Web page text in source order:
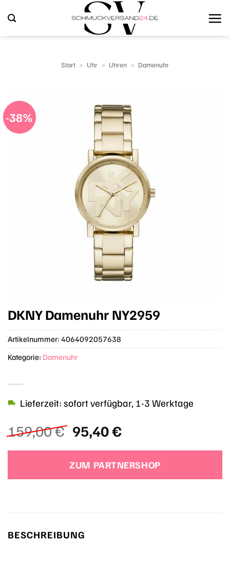
Inhalt
springen
Start » Uhr » Uhren » Damenuhr
-38%
DKNY Damenuhr NY2959
159,00€ Ursprünglicher
Preis
war:
159,00 €
95,40€Aktueller
ist:
95,40 €.
Lieferzeit: sofort verfügbar, 1-3 Werktage
ZUM PARTNERSHOP
Artikelnummer: 4064092057638
Kategorie: Damenuhr
BESCHREIBUNG